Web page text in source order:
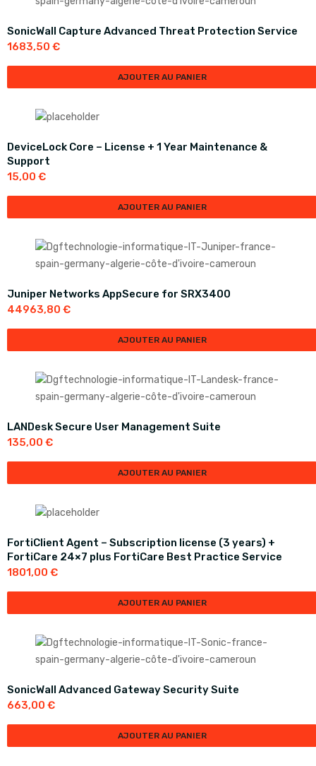
SonicWall Capture Advanced Threat Protection Service
1683,50 €
AJOUTER AU PANIER
DeviceLock Core – License + 1 Year Maintenance &
Support
15,00 €
AJOUTER AU PANIER
Juniper Networks AppSecure for SRX3400
44963,80 €
AJOUTER AU PANIER
LANDesk Secure User Management Suite
135,00 €
AJOUTER AU PANIER
FortiClient Agent – Subscription license (3 years) +
FortiCare 24×7 plus FortiCare Best Practice Service
1801,00 €
AJOUTER AU PANIER
SonicWall Advanced Gateway Security Suite
663,00 €
AJOUTER AU PANIER